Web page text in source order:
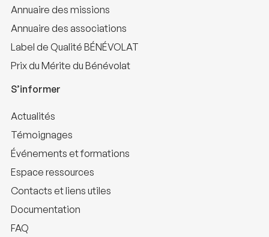
Annuaire des missions
Annuaire des associations
Label de Qualité BÉNÉVOLAT
Prix du Mérite du Bénévolat
S’informer
Actualités
Témoignages
Événements et formations
Espace ressources
Contacts et liens utiles
Documentation
FAQ